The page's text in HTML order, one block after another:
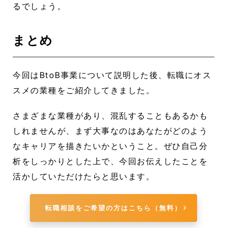
るでしょう。
まとめ
今回はBtoB事業について説明した後、転職にオス
スメの業種をご紹介してきました。
さまざまな業種があり、混乱することもあるかも
しれませんが、まず大事なのはあなたがどのよう
なキャリアを描きたいかということ。ぜひ自己分
析をしっかりとした上で、今回お伝えしたことを
活かしていただけたらと思います。
転職相談をご希望の方はこちら（無料）